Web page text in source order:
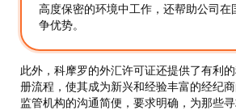
高度保密的环境中工作，还帮助公司在
争优势。
此外，科摩罗的外汇许可证还提供了有利
册流程，使其成为新兴和经验丰富的经纪
监管机构的沟通简便，要求明确，为那些